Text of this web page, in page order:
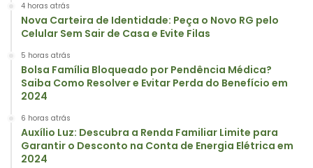
4 horas atrás
Nova Carteira de Identidade: Peça o Novo RG pelo
Celular Sem Sair de Casa e Evite Filas
5 horas atrás
Bolsa Família Bloqueado por Pendência Médica?
Saiba Como Resolver e Evitar Perda do Benefício em
2024
6 horas atrás
Auxílio Luz: Descubra a Renda Familiar Limite para
Garantir o Desconto na Conta de Energia Elétrica em
2024